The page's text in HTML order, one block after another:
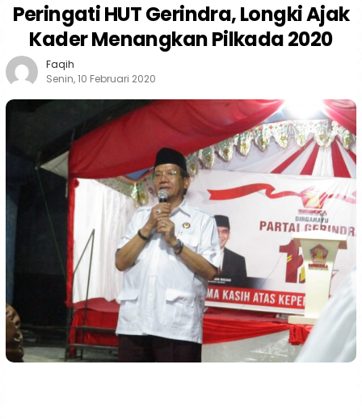
Peringati HUT Gerindra, Longki Ajak
Kader Menangkan Pilkada 2020
Faqih
Senin, 10 Februari 2020